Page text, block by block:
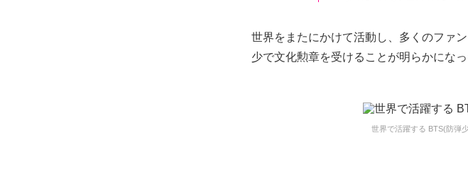
世界をまたにかけて活動し、多くのファ
少で文化勲章を受けることが明らかになっ
世界で活躍する BTS(防弾